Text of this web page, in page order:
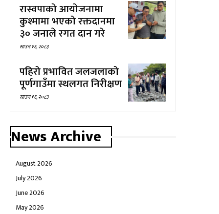
रास्वपाको आयोजनामा
कुश्मामा भएको रक्तदानमा
३० जनाले रगत दान गरे
साउन १६, २०८३
पहिरो प्रभावित जलजलाको
पूर्णगाउँमा स्थलगत निरीक्षण
साउन १६, २०८३
News Archive
August 2026
July 2026
June 2026
May 2026